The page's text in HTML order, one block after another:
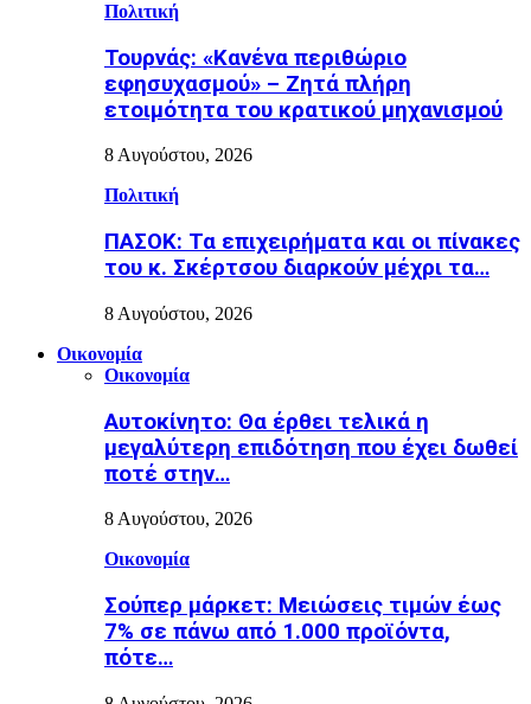
Πολιτική
Τουρνάς: «Κανένα περιθώριο
εφησυχασμού» – Ζητά πλήρη
ετοιμότητα του κρατικού μηχανισμού
8 Αυγούστου, 2026
Πολιτική
ΠΑΣΟΚ: Τα επιχειρήματα και οι πίνακες
του κ. Σκέρτσου διαρκούν μέχρι τα…
8 Αυγούστου, 2026
Οικονομία
Οικονομία
Αυτοκίνητο: Θα έρθει τελικά η
μεγαλύτερη επιδότηση που έχει δωθεί
ποτέ στην…
8 Αυγούστου, 2026
Οικονομία
Σούπερ μάρκετ: Μειώσεις τιμών έως
7% σε πάνω από 1.000 προϊόντα,
πότε…